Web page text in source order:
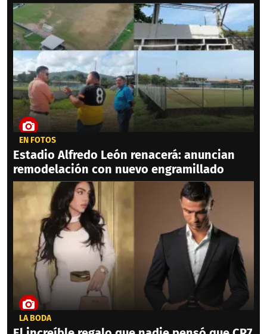
EN FOTOS
Estadio Alfredo León renacerá: anuncian
remodelación con nuevo engramillado
LA BODA